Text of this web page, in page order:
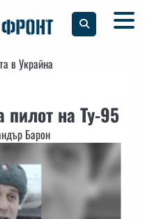
в Украйна
пилот на Ту-95
Барон